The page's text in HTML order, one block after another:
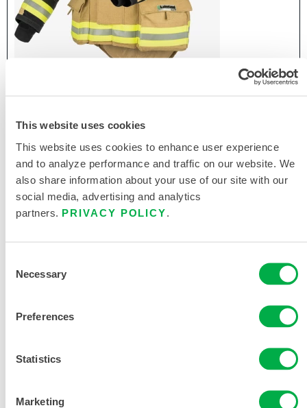
This website uses cookies
This website uses cookies to enhance user experience
and to analyze performance and traffic on our website. We
also share information about your use of our site with our
social media, advertising and analytics
partners. PRIVACY POLICY
Selection
Necessary
Preferences
Statistics
Marketing
隐形消防 战斗服